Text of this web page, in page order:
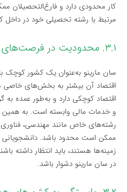
کار محدودی دارد و فارغ‌التحصیلان
مرتبط با رشته تحصیلی خود در داخل
۳.۱. محدودیت در فرصت‌های شغلی داخلی
سان مارینو به‌عنوان یک کشور
اقتصاد آن بیشتر به بخش‌های
اقتصاد کوچکی دارد و به‌طور عمده به
و خدمات مالی وابسته است. به
رشته‌های خاص مانند مهندسی، فناوری
ممکن است محدود باشد. دانشجویانی
زمینه‌ها هستند، باید انتظار داشته
در سان مارینو دشوار باشد.